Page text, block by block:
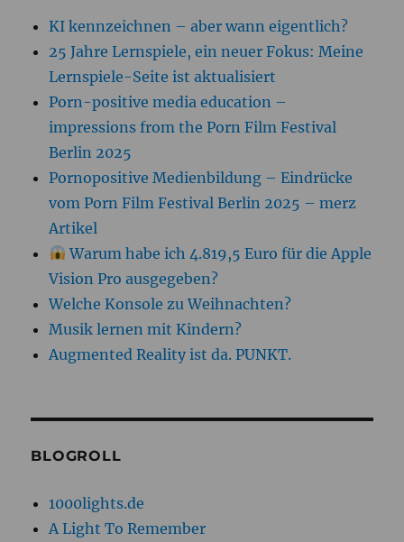
KI kennzeichnen – aber wann eigentlich?
25 Jahre Lernspiele, ein neuer Fokus: Meine
Lernspiele-Seite ist aktualisiert
Porn-positive media education –
impressions from the Porn Film Festival
Berlin 2025
Pornopositive Medienbildung – Eindrücke
vom Porn Film Festival Berlin 2025 – merz
Artikel
Warum habe ich 4.819,5 Euro für die Apple
Vision Pro ausgegeben?
Welche Konsole zu Weihnachten?
Musik lernen mit Kindern?
Augmented Reality ist da. PUNKT.
BLOGROLL
1000lights.de
A Light To Remember